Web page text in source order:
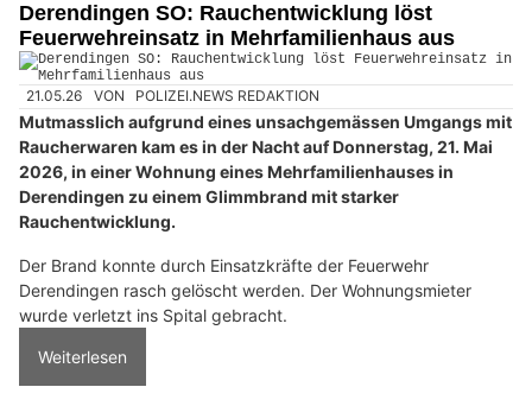
Derendingen SO: Rauchentwicklung löst
Feuerwehreinsatz in Mehrfamilienhaus aus
21.05.26 VON POLIZEI.NEWS REDAKTION
Mutmasslich aufgrund eines unsachgemässen Umgangs mit
Raucherwaren kam es in der Nacht auf Donnerstag, 21. Mai
2026, in einer Wohnung eines Mehrfamilienhauses in
Derendingen zu einem Glimmbrand mit starker
Rauchentwicklung.
Der Brand konnte durch Einsatzkräfte der Feuerwehr
Derendingen rasch gelöscht werden. Der Wohnungsmieter
wurde verletzt ins Spital gebracht.
Weiterlesen